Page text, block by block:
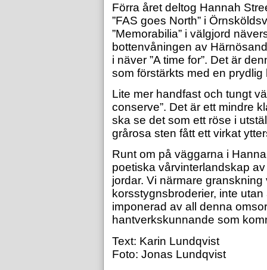
Förra året deltog Hannah
”FAS goes North” i
”Memorabilia” i välgjord
bottenvåningen av
i näver ”A time for”. Det är
som förstärkts med en prydlig
Lite mer handfast och tungt
conserve”. Det är ett mindre
ska se det som ett röse i
grårosa sten fått ett virkat
Runt om på väggarna i
poetiska vårvinterlandskap
jordar. Vi närmare
korsstygnsbroderier, inte
imponerad av all denna
hantverkskunnande som
Text: Karin Lundqvist
Foto: Jonas Lundqvist